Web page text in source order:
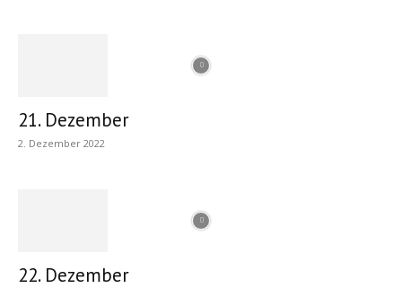
21. Dezember
2. Dezember 2022
22. Dezember